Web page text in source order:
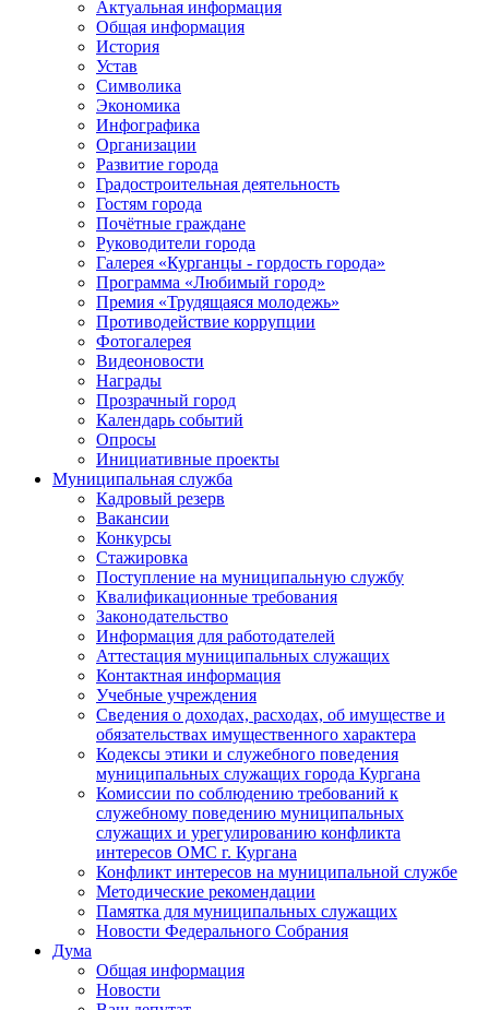
Актуальная информация
Общая информация
История
Устав
Символика
Экономика
Инфографика
Организации
Развитие города
Градостроительная деятельность
Гостям города
Почётные граждане
Руководители города
Галерея «Курганцы - гордость города»
Программа «Любимый город»
Премия «Трудящаяся молодежь»
Противодействие коррупции
Фотогалерея
Видеоновости
Награды
Прозрачный город
Календарь событий
Опросы
Инициативные проекты
Муниципальная служба
Кадровый резерв
Вакансии
Конкурсы
Стажировка
Поступление на муниципальную службу
Квалификационные требования
Законодательство
Информация для работодателей
Аттестация муниципальных служащих
Контактная информация
Учебные учреждения
Сведения о доходах, расходах, об имуществе и
обязательствах имущественного характера
Кодексы этики и служебного поведения
муниципальных служащих города Кургана
Комиссии по соблюдению требований к
служебному поведению муниципальных
служащих и урегулированию конфликта
интересов ОМС г. Кургана
Конфликт интересов на муниципальной службе
Методические рекомендации
Памятка для муниципальных служащих
Новости Федерального Cобрания
Дума
Общая информация
Новости